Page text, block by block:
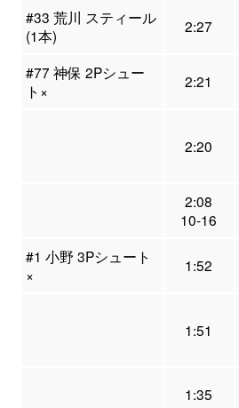
#33 荒川 スティール
(1本)
2:27
#77 神保 2Pシュー
ト×
2:21
2:20
2:08
10-16
#1 小野 3Pシュート
×
1:52
1:51
1:35